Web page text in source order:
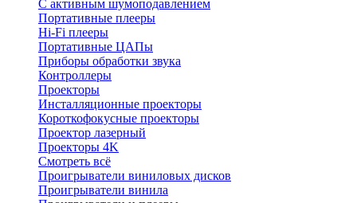
С активным шумоподавлением
Портативные плееры
Hi-Fi плееры
Портативные ЦАПы
Приборы обработки звука
Контроллеры
Проекторы
Инсталляционные проекторы
Короткофокусные проекторы
Проектор лазерный
Проекторы 4K
Смотреть всё
Проигрыватели виниловых дисков
Проигрыватели винила